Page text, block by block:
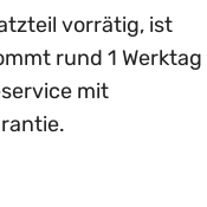
vorrätig, ist
rund 1 Werktag
mit